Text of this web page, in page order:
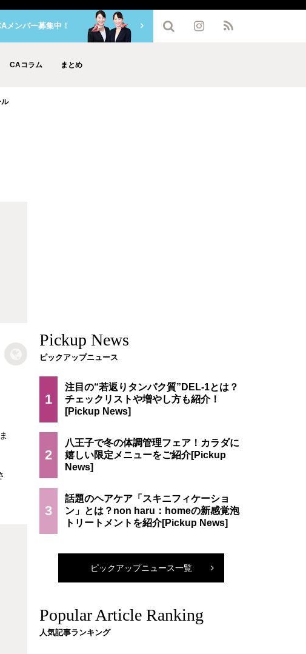
CAコラム まとめ
メンバー募集中！
ル
Pickup News
ピックアップニュース
1
注目の“若返りタンパク質”DEL-1とは？
チェックリストや増やし方も紹介！
2
八王子で冬の体調管理フェア！カラダに
嬉しい限定メニューをご紹介
3
話題のヘアケア「スキニフィケーショ
ン」とは？non haru：homeの新感覚泡
トリートメントを紹介
ピックアップニュース一覧
Popular Article Ranking
人気記事ランキング